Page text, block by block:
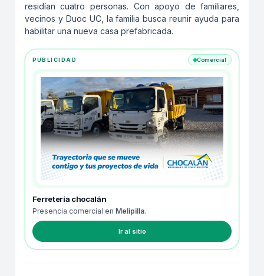
residían cuatro personas. Con apoyo de familiares,
vecinos y Duoc UC, la familia busca reunir ayuda para
habilitar una nueva casa prefabricada.
PUBLICIDAD Comercial
Ferretería chocalán
Presencia comercial en Melipilla.
Ir al sitio